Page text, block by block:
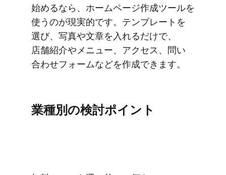
始めるなら、​ホームページ作成ツールを​
使うのが​現実的です。​テンプレートを​
選び、​写真や​文章を​入れるだけで、​
店舗紹介や​メニュー、​アクセス、​問い​
合わせフォームなどを​作成できます。
業種別の​検討ポイント